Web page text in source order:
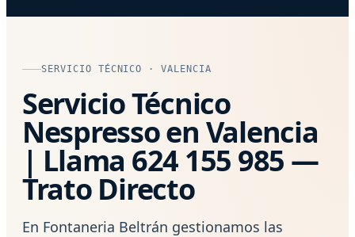
SERVICIO TÉCNICO · VALENCIA
Servicio Técnico
Nespresso en Valencia
| Llama 624 155 985 —
Trato Directo
En Fontaneria Beltrán gestionamos las